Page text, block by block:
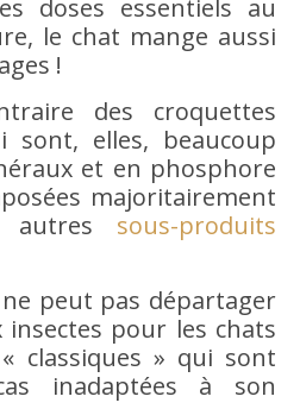
doses essentiels au
le chat mange aussi
!
des croquettes
sont, elles, beaucoup
et en phosphore
majoritairement
autres sous-produits
peut pas départager
insectes pour les chats
classiques » qui sont
inadaptées à son